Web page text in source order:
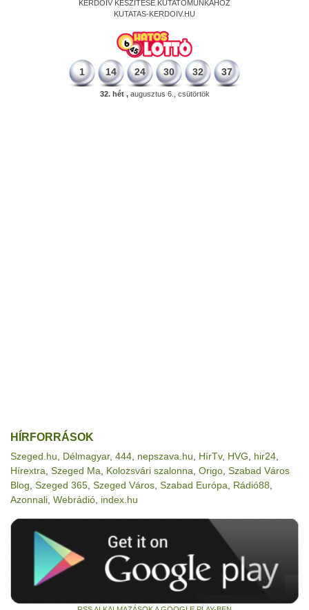
KÉRDŐÍV KÉSZÍTÉSE KUTATÓMUNKÁHOZ
KUTATAS-KERDOIV.HU
1 14 24 30 32 37
32. hét ,augusztus 6., csütörtök
HÍRFORRÁSOK
Szeged.hu Délmagyar, 444 nepszava.hu HírTv, HVG hir24
Hírextra Szeged Ma Kolozsvári szalonna Origo Szabad Város
Blog Szeged 365 Szeged Város Szabad Európa Rádió88
Azonnali Webrádió index.hu